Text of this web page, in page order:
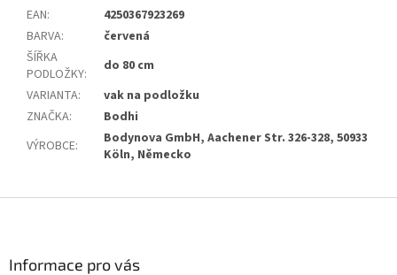
EAN:
4250367923269
BARVA:
červená
ŠÍŘKA
PODLOŽKY:
do 80 cm
VARIANTA:
vak na podložku
ZNAČKA:
Bodhi
VÝROBCE:
Bodynova GmbH, Aachener Str. 326-328, 50933
Köln, Německo
Informace pro vás